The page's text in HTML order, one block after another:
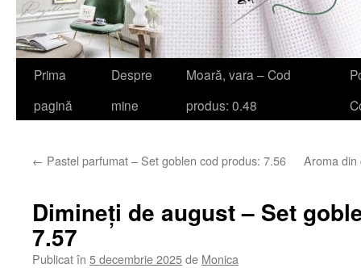
Sari
Prima
pagină
Despre
mine
Moară, vara – Cod
produs: 0.48
← Pastel parfumat – Set goblen cod produs: 7.56 Aroma din
Dimineți de august – Set
7.57
Publicat în 5 decembrie 2025de Monica